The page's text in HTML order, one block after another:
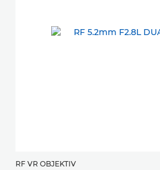
RF VR OBJEKTIV